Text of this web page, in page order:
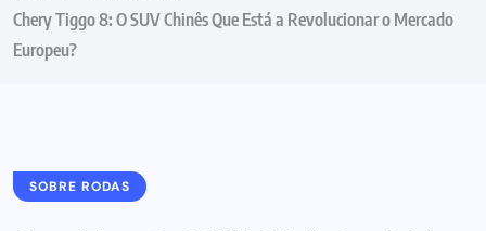
Chery Tiggo 8: O SUV Chinês Que Está a Revolucionar o Mercado
Europeu?
SOBRE RODAS